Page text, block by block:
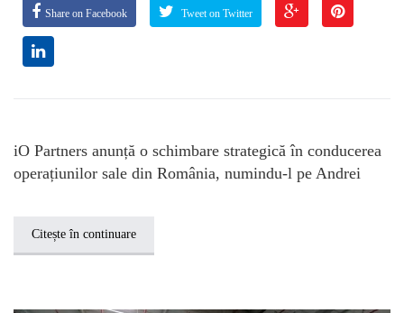
Share on Facebook Tweet on Twitter
iO Partners anunță o schimbare strategică în conducerea
operațiunilor sale din România, numindu-l pe Andrei
Citește în continuare